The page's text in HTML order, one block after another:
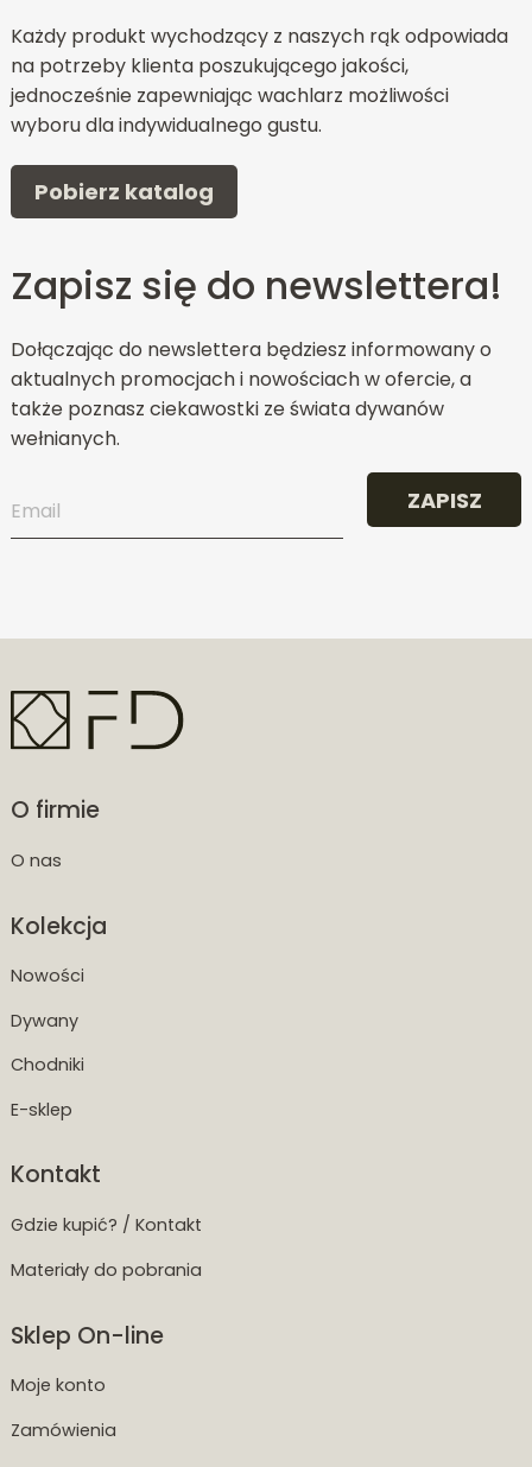
Każdy produkt wychodzący z naszych rąk odpowiada
na potrzeby klienta poszukującego jakości,
jednocześnie zapewniając wachlarz możliwości
wyboru dla indywidualnego gustu.
Pobierz katalog
Zapisz się do newslettera!
Dołączając do newslettera będziesz informowany o
aktualnych promocjach i nowościach w ofercie, a
także poznasz ciekawostki ze świata dywanów
wełnianych.
ZAPISZ
O firmie
O nas
Kolekcja
Nowości
Dywany
Chodniki
E-sklep
Kontakt
Gdzie kupić? / Kontakt
Materiały do pobrania
Sklep On-line
Moje konto
Zamówienia